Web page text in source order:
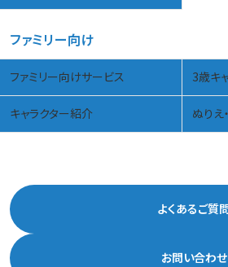
ファミリー向け
ファミリー向けサービス 3歳キ
キャラクター紹介 ぬりえ
よくあるご質
お問い合わせ